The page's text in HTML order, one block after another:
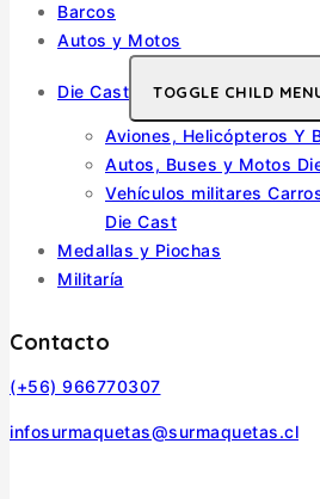
Barcos
Autos y Motos
Die Cast TOGGLE CHILD
Aviones, Helicópteros Y
Autos, Buses y Motos
Vehículos militares
Die Cast
Medallas y Piochas
Militaría
Contacto
(+56) 966770307
infosurmaquetas@surmaquetas.cl